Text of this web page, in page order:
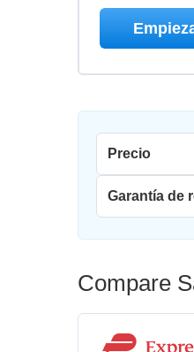
Precio
Garantía de
Compare